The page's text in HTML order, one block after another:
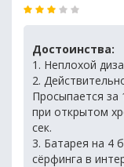
Достоинства:
1. Неплохой
2.
Просыпается за
при открытом
сек.
3. Батарея на 4
сёрфинга в